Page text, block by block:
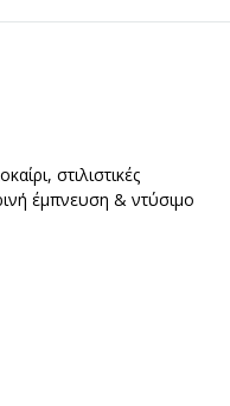
στιλιστικές
έμπνευση & ντύσιμο